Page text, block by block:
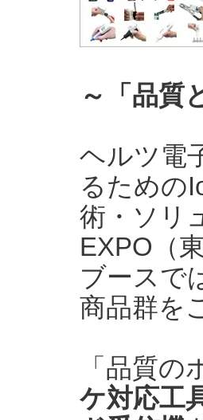
～「品質
ヘルツ電
るための
術・ソリ
EXPO（
ブースで
商品群を
「品質
ケ対応工